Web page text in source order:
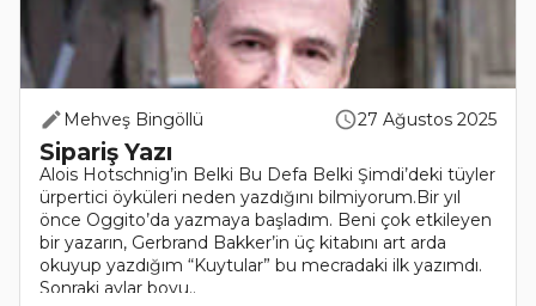
Mehveş Bingöllü 27 Ağustos 2025
Sipariş Yazı
Alois Hotschnig’in Belki Bu Defa Belki Şimdi’deki tüyler
ürpertici öyküleri neden yazdığını bilmiyorum.Bir yıl
önce Oggito’da yazmaya başladım. Beni çok etkileyen
bir yazarın, Gerbrand Bakker’in üç kitabını art arda
okuyup yazdığım “Kuytular” bu mecradaki ilk yazımdı.
Sonraki aylar boyu..